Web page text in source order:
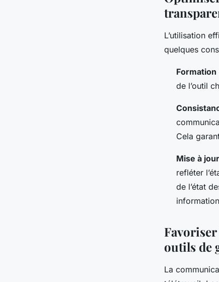
L’utilisation
quelques
Formation
de l’outil
Cela
Mise à
refléter
de l’état
outils de
La